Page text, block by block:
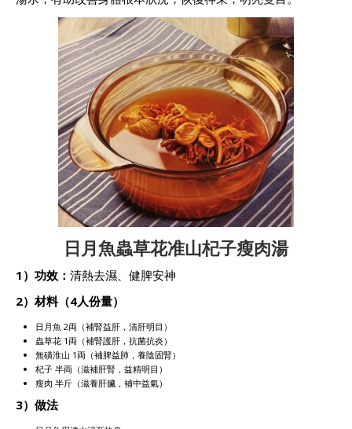
日月魚蟲草花准山杞子瘦肉湯
1）功效： 清熱去濕、健脾安神
2）材料（4人份量）
日月魚 2両（補腎益肝，清肝明目）
蟲草花 1両（補腎護肝，抗菌抗炎）
無磺淮山 1両（補脾益肺，養陰固腎）
杞子 半両（滋補肝腎，益精明目）
瘦肉 半斤（滋養肝臟，補中益氣）
3）做法